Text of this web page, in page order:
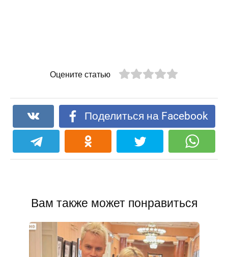
Оцените статью
Поделиться на Facebook
Вам также может понравиться